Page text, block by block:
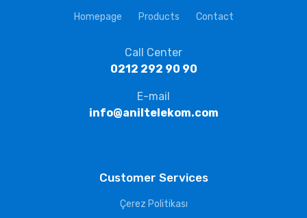
Homepage Products Contact
Call Center
0212 292 90 90
E-mail
info@aniltelekom.com
Customer Services
Çerez Politikası